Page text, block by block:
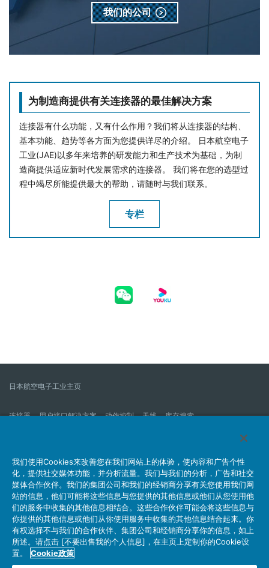
我们的公司
为制造商提供有关连接器的最佳解决方案
连接器有什么功能，又有什么作用？我们将从连接器的结构、
基本功能、趋势等各方面为您提供详尽的介绍。 日本航空电子
工业(JAE)以多年来培养的研发能力和生产技术为基础，为制
造商提供适应新时代发展需求的连接器。 我们将在您的选型过
程中竭尽所能提供最大的帮助，请随时与我们联系。
专栏
日本航空电子工业主页
连接器 用户接口解决方案 动作控制 天线 库存搜索
我们的公司 企业社会责任 IR消息 公司新到信息列表
产品信息新的列表
网站地图
联系我们
个人信息保护方针 JAE Cookie政策
关于利用本网站
社交媒体官方账号运营方针
我们使用Cookies来改善您在我们网站上的体验，使内容和广告个性
化，提供社交媒体功能，并分析流量。我们与我们的分析，广告和社交
媒体合作伙伴。我们的集团公司和我们的经销商分享有关您使用我们网
站的信息，他们可能将这些信息与您提供的其他信息或他们从您使用他
们的服务中收集的其他信息相结合。这些合作伙伴可能会将这些信息与
你提供的其他信息或他们从你使用服务中收集的其他信息结合起来。你
有权选择不与我们的合作伙伴、集团公司和经销商分享你的信息，如上
所述。请点击 [不要出售我的个人信息]，在主页上定制你的Cookie设
置。
Cookie政策